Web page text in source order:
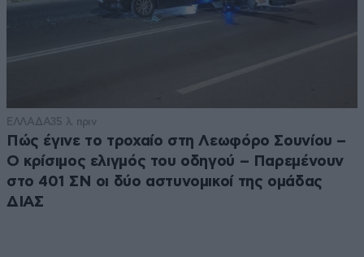
ΕΛΛΑΔΑ35 λ. πριν
Πώς έγινε το τροχαίο στη Λεωφόρο Σουνίου –
Ο κρίσιμος ελιγμός του οδηγού – Παρεμένουν
στο 401 ΣΝ οι δύο αστυνομικοί της ομάδας
ΔΙΑΣ